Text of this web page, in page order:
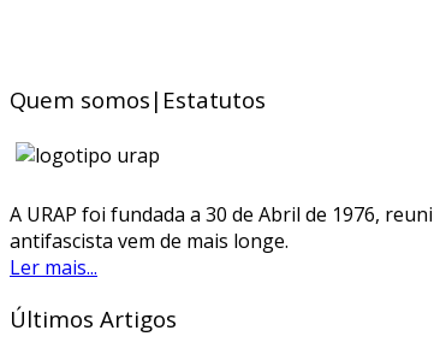
Quem somos|Estatutos
A URAP foi fundada a 30 de Abril de 1976,
antifascista vem de mais longe.
Ler mais...
Últimos Artigos